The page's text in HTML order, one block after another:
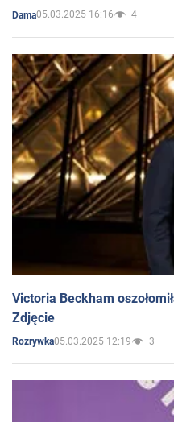
Dama05.03.2025 16:16 4
Victoria Beckham
Zdjęcie
Rozrywka05.03.2025 12:19 3